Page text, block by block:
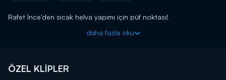
Rafet İnce'den sıcak helva yapımı için püf noktası!
daha fazla oku
ÖZEL KLİPLER